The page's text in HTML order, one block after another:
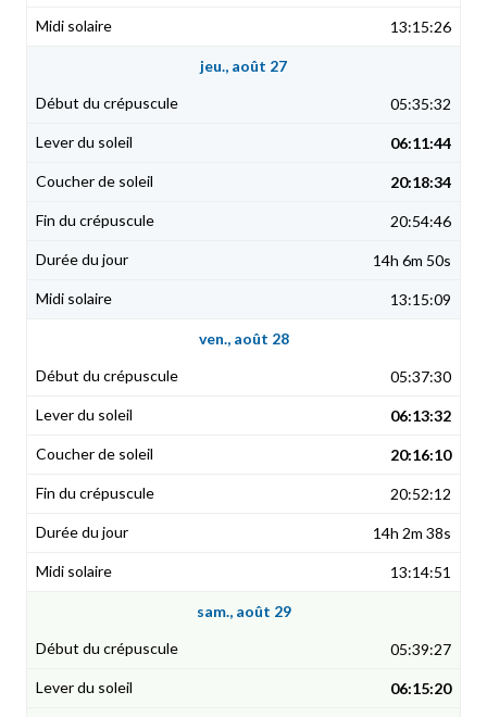
13:15:26
jeu., août 27
05:35:32
06:11:44
20:18:34
20:54:46
14h 6m 50s
13:15:09
ven., août 28
05:37:30
06:13:32
20:16:10
20:52:12
14h 2m 38s
13:14:51
sam., août 29
05:39:27
06:15:20